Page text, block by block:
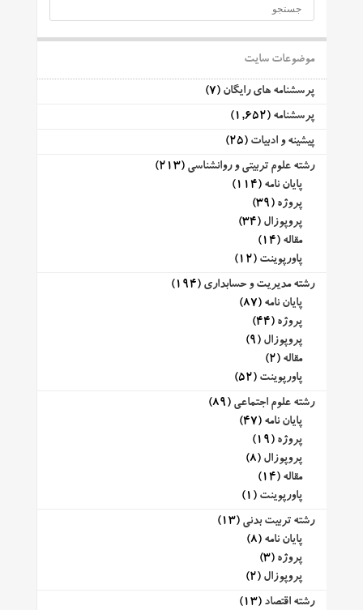
موضوعات سایت
پرسشنامه های رایگان (7)
پرسشنامه (1,652)
پیشینه و ادبیات (25)
رشته علوم تربیتی و روانشناسی (213)
پایان نامه (114)
پروژه (39)
پروپوزال (34)
مقاله (14)
پاورپوینت (12)
رشته مدیریت و حسابداری (194)
پایان نامه (87)
پروژه (44)
پروپوزال (9)
مقاله (2)
پاورپوینت (52)
رشته علوم اجتماعی (89)
پایان نامه (47)
پروژه (19)
پروپوزال (8)
مقاله (14)
پاورپوینت (1)
رشته تربیت بدنی (13)
پایان نامه (8)
پروژه (3)
پروپوزال (2)
رشته اقتصاد (13)